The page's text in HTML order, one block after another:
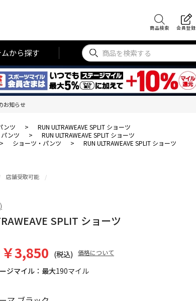
商品検索 会員登録
から探す
お知らせ
ンツ >
RUN ULTRAWEAVE SPLIT ショーツ
ンツ >
RUN ULTRAWEAVE SPLIT ショーツ
> ショーツ・パンツ > RUN ULTRAWEAVE SPLIT ショーツ
ジマイル：最大190マイル
店舗受取可能
SPLIT ショーツ
￥3,850 (税込) 価格について